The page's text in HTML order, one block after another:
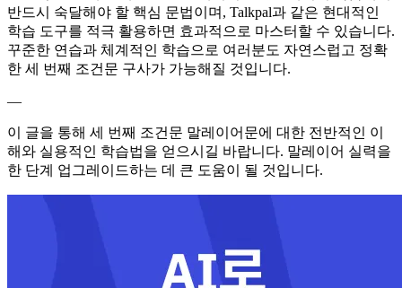
반드시 숙달해야 할 핵심 문법이며, Talkpal과 같은 현대적인
학습 도구를 적극 활용하면 효과적으로 마스터할 수 있습니다.
꾸준한 연습과 체계적인 학습으로 여러분도 자연스럽고 정확
한 세 번째 조건문 구사가 가능해질 것입니다.
—
이 글을 통해 세 번째 조건문 말레이어문에 대한 전반적인 이
해와 실용적인 학습법을 얻으시길 바랍니다. 말레이어 실력을
한 단계 업그레이드하는 데 큰 도움이 될 것입니다.